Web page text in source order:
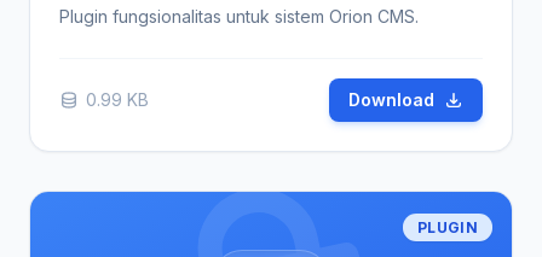
Plugin fungsionalitas untuk sistem Orion CMS.
0.99 KB Download
PLUGIN